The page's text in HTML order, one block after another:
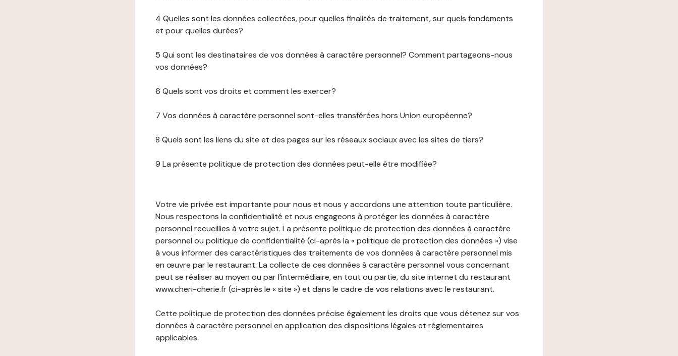
4 Quelles sont les données collectées, pour quelles finalités de traitement, sur quels fondements
et pour quelles durées?
5 Qui sont les destinataires de vos données à caractère personnel? Comment partageons-nous
vos données?
6 Quels sont vos droits et comment les exercer?
7 Vos données à caractère personnel sont-elles transférées hors Union européenne?
8 Quels sont les liens du site et des pages sur les réseaux sociaux avec les sites de tiers?
9 La présente politique de protection des données peut-elle être modifiée?
Votre vie privée est importante pour nous et nous y accordons une attention toute particulière.
Nous respectons la confidentialité et nous engageons à protéger les données à caractère
personnel recueillies à votre sujet. La présente politique de protection des données à caractère
personnel ou politique de confidentialité (ci-après la « politique de protection des données ») vise
à vous informer des caractéristiques des traitements de vos données à caractère personnel mis
en œuvre par le restaurant. La collecte de ces données à caractère personnel vous concernant
peut se réaliser au moyen ou par l’intermédiaire, en tout ou partie, du site internet du restaurant
www.cheri-cherie.fr (ci-après le « site ») et dans le cadre de vos relations avec le restaurant.
Cette politique de protection des données précise également les droits que vous détenez sur vos
données à caractère personnel en application des dispositions légales et réglementaires
applicables.